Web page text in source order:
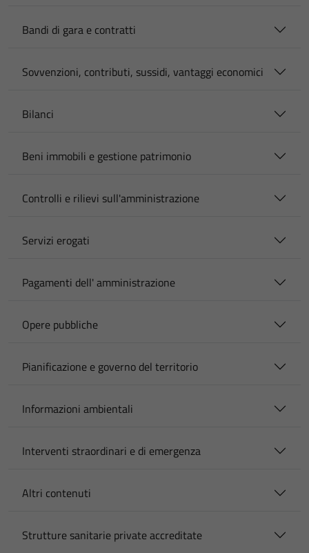
Bandi di gara e contratti
Sovvenzioni, contributi, sussidi, vantaggi economici
Bilanci
Beni immobili e gestione patrimonio
Controlli e rilievi sull'amministrazione
Servizi erogati
Pagamenti dell' amministrazione
Opere pubbliche
Pianificazione e governo del territorio
Informazioni ambientali
Interventi straordinari e di emergenza
Altri contenuti
Strutture sanitarie private accreditate